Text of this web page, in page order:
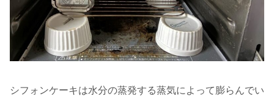
シフォンケーキは水分の蒸発する蒸気によって膨らんでい